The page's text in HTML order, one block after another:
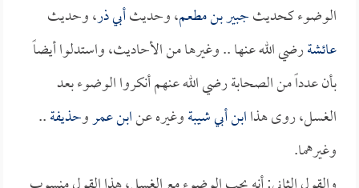
الوضوء كحديثجبير بن مطعم، وحديثأبي ذر، وحديث
عائشةرضي الله عنها .. وغيرها من الأحاديث، واستدلوا أيضاً
بأن عدداً من الصحابة رضي الله عنهم أنكروا الوضوء بعد
الغسل، روى هذاابن أبي شيبةوغيره عنابن عمروحذيفة..
وغيرهما.